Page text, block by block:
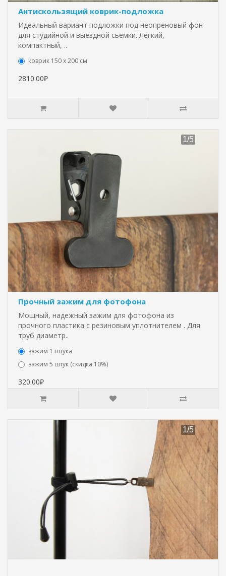
Антискользящий коврик-подложка
Идеальный вариант подложки под неопреновый фон
для студийной и выездной сьемки. Легкий,
компактный, ..
коврик 150 х 200 см
2810.00₽
Прочный зажим для фотофона
Мощный, надежный зажим для фотофона из
прочного пластика с резиновым уплотнителем . Для
труб диаметр..
зажим 1 штука
зажим 5 штук (скидка 10%)
320.00₽